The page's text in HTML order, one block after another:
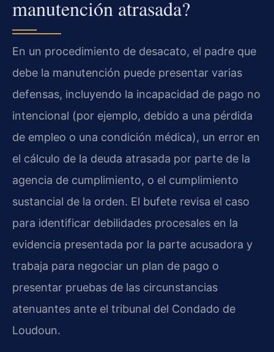
manutención atrasada?
En un procedimiento de desacato, el padre que
debe la manutención puede presentar varias
defensas, incluyendo la incapacidad de pago no
intencional (por ejemplo, debido a una pérdida
de empleo o una condición médica), un error en
el cálculo de la deuda atrasada por parte de la
agencia de cumplimiento, o el cumplimiento
sustancial de la orden. El bufete revisa el caso
para identificar debilidades procesales en la
evidencia presentada por la parte acusadora y
trabaja para negociar un plan de pago o
presentar pruebas de las circunstancias
atenuantes ante el tribunal del Condado de
Loudoun.